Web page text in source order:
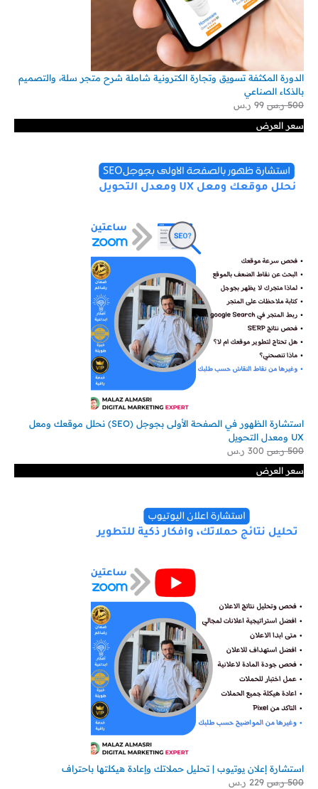
الدورة المكثفة تسويق وتجارة الكترونية شاملة شرح متجر سلة، والتصميم
بالذكاء الصناعي
500 ر.س 99 ر.س
سعر العرض
استشارة الظهور في الصفحة الأولى بجوجل (SEO) نحلل موقعك ومعل
UX ومعدل التحويل
500 ر.س 300 ر.س
سعر العرض
استشارة إعلان يوتيوب | تحليل حملاتك وإعادة هيكلتها باحتراف
500 ر.س 229 ر.س